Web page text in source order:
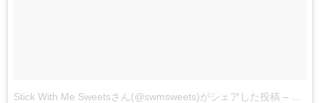
Stick With Me Sweetsさん(@swmsweets)がシェアした投稿 – 2017